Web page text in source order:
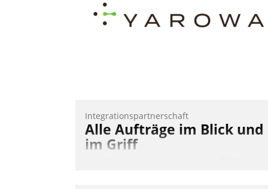
Integrationspartnerschaft
Alle Aufträge im Blick und
im Griff